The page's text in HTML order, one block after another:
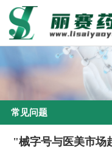
常见问题
"械字号与医美市场